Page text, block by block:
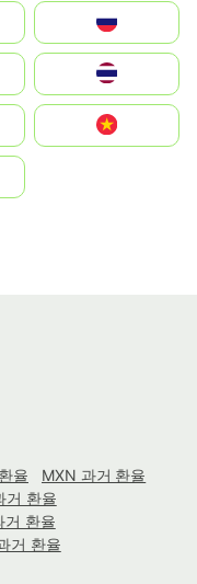
율
MXN 과거 환율
거 환율
거 환율
거 환율